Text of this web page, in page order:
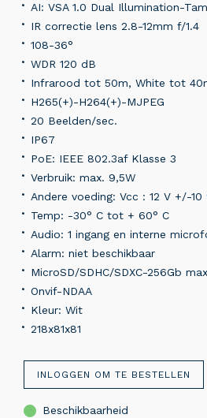
AI: VSA 1.0 Dual Illumination-
IR correctie lens 2.8-12mm f/1.4
108-36°
WDR 120 dB
Infrarood tot 50m, White tot
H265(+)-H264(+)-MJPEG
20 Beelden/sec.
IP67
PoE: IEEE 802.3af Klasse 3
Verbruik: max. 9,5W
Andere voeding: Vcc : 12 V +/-10
Temp: -30° C tot + 60° C
Audio: 1 ingang en interne
Alarm: niet beschikbaar
MicroSD/SDHC/SDXC-256Gb
Onvif-NDAA
Kleur: Wit
218x81x81
INLOGGEN OM TE BESTELLEN
Beschikbaarheid